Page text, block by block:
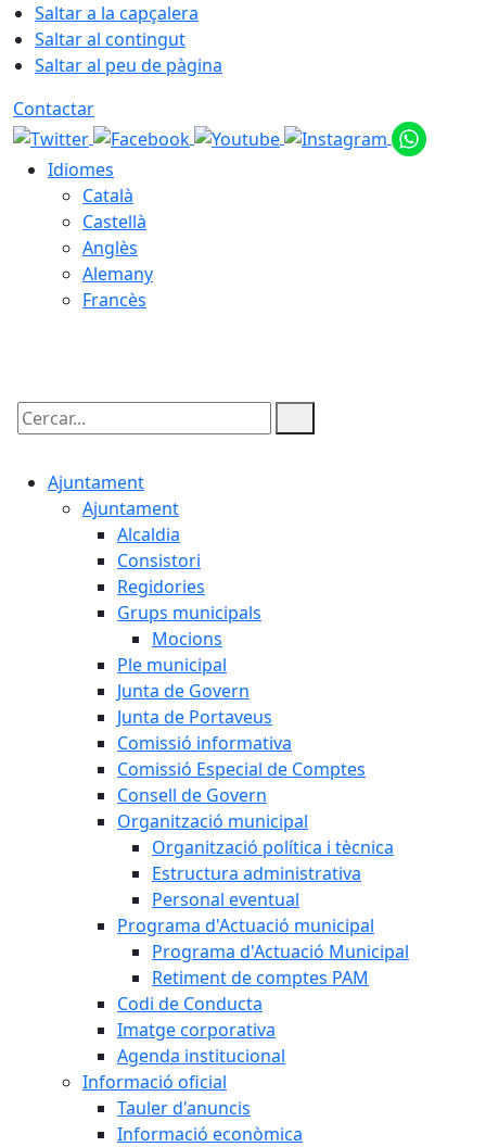
Saltar a la capçalera
Saltar al contingut
Saltar al peu de pàgina
Contactar
Idiomes
Català
Castellà
Anglès
Alemany
Francès
Cercar:
Ajuntament
Ajuntament
Alcaldia
Consistori
Regidories
Grups municipals
Mocions
Ple municipal
Junta de Govern
Junta de Portaveus
Comissió informativa
Comissió Especial de Comptes
Consell de Govern
Organització municipal
Organització política i tècnica
Estructura administrativa
Personal eventual
Programa d'Actuació municipal
Programa d'Actuació Municipal
Retiment de comptes PAM
Codi de Conducta
Imatge corporativa
Agenda institucional
Informació oficial
Tauler d'anuncis
Informació econòmica